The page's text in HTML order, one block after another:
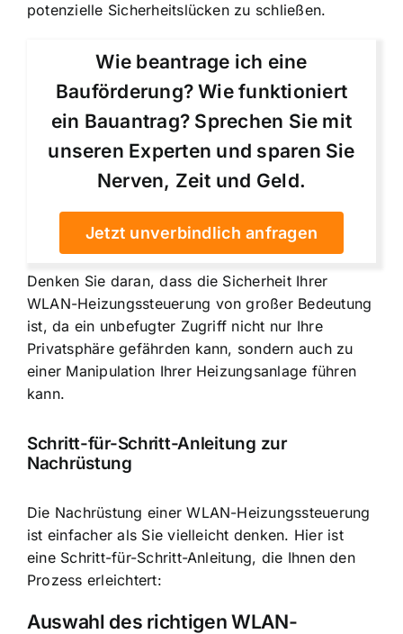
potenzielle Sicherheitslücken zu schließen.
Wie beantrage ich eine
Bauförderung? Wie funktioniert
ein Bauantrag? Sprechen Sie mit
unseren Experten und sparen Sie
Nerven, Zeit und Geld.
Jetzt unverbindlich anfragen
Denken Sie daran, dass die Sicherheit Ihrer
WLAN-Heizungssteuerung von großer Bedeutung
ist, da ein unbefugter Zugriff nicht nur Ihre
Privatsphäre gefährden kann, sondern auch zu
einer Manipulation Ihrer Heizungsanlage führen
kann.
Schritt-für-Schritt-Anleitung zur
Nachrüstung
Die Nachrüstung einer WLAN-Heizungssteuerung
ist einfacher als Sie vielleicht denken. Hier ist
eine Schritt-für-Schritt-Anleitung, die Ihnen den
Prozess erleichtert:
Auswahl des richtigen WLAN-